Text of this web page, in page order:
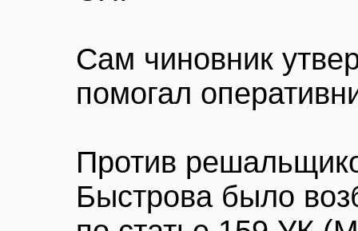
Сам чиновник
помогал
Против
Быстрова было